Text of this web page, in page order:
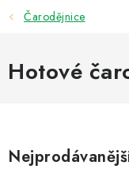
DŘEVĚNÉ VÝROBKY
Čarodějnice
Hotové